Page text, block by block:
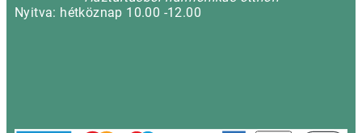
Nyitva: hétköznap 10.00 -12.00